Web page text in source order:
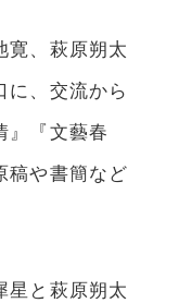
寛、萩原朔太
に、交流から
』『文藝春
稿や書簡など
星と萩原朔太